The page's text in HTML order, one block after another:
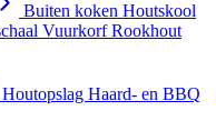
Buiten koken Houtskool
VuurkorfRookhout
Houtopslag Haard- en BBQ